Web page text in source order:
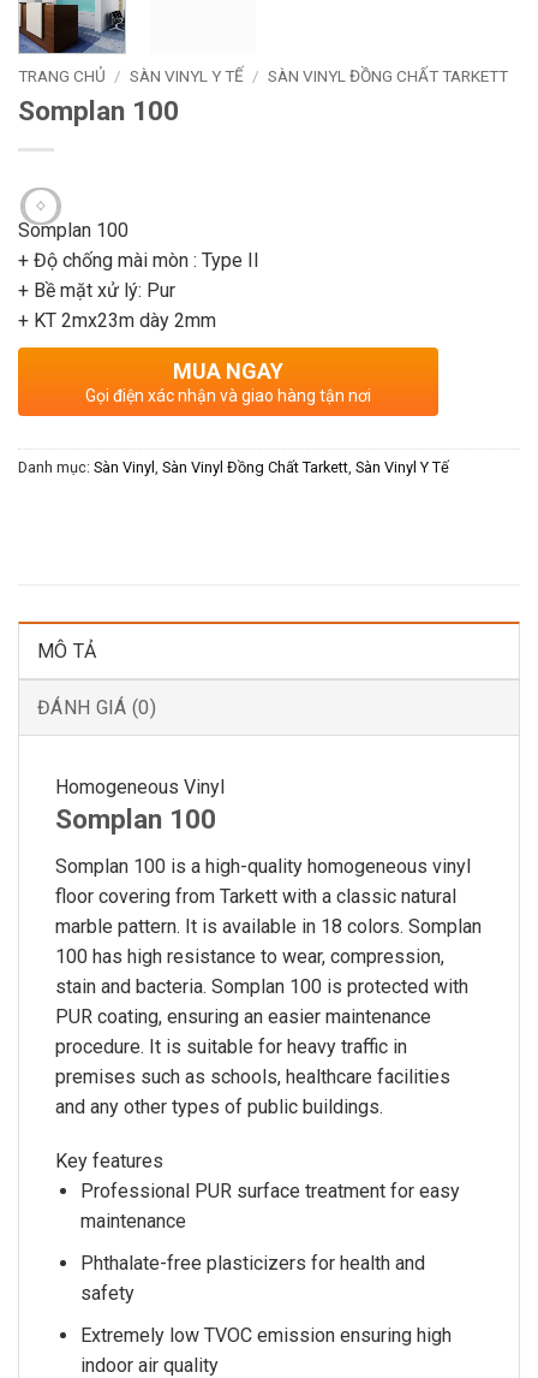
TRANG CHỦ / SÀN VINYL Y TẾ / SÀN VINYL ĐỒNG CHẤT TARKETT
Somplan 100
Somplan 100
+ Độ chống mài mòn : Type II
+ Bề mặt xử lý: Pur
+ KT 2mx23m dày 2mm
MUA NGAY
Gọi điện xác nhận và giao hàng tận nơi
Danh mục: Sàn Vinyl Sàn Vinyl Đồng Chất Tarkett Sàn Vinyl Y Tế
MÔ TẢ
ĐÁNH GIÁ (0)
Homogeneous Vinyl
Somplan 100
Somplan 100 is a high-quality homogeneous vinyl
floor covering from Tarkett with a classic natural
marble pattern. It is available in 18 colors. Somplan
100 has high resistance to wear, compression,
stain and bacteria. Somplan 100 is protected with
PUR coating, ensuring an easier maintenance
procedure. It is suitable for heavy traffic in
premises such as schools, healthcare facilities
and any other types of public buildings.
Key features
Professional PUR surface treatment for easy
maintenance
Phthalate-free plasticizers for health and
safety
Extremely low TVOC emission ensuring high
indoor air quality